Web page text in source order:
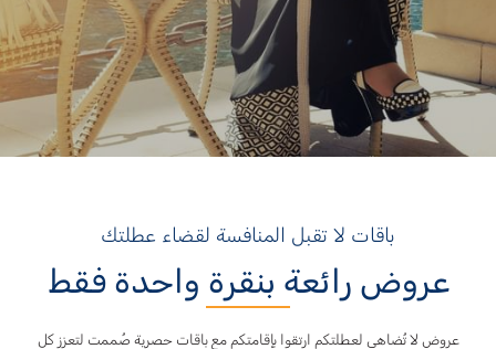
باقات لا تقبل المنافسة لقضاء عطلتك
عروض رائعة بنقرة واحدة فقط
عروض لا تُضاهى لعطلتكم ارتقوا بإقامتكم مع باقات حصرية صُممت لتعزز كل